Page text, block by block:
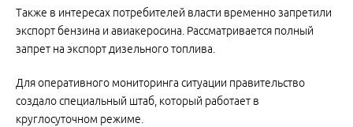
Также в интересах потребителей власти временно запретили
экспорт бензина и авиакеросина. Рассматривается полный
запрет на экспорт дизельного топлива.
Для оперативного мониторинга ситуации правительство
создало специальный штаб, который работает в
круглосуточном режиме.